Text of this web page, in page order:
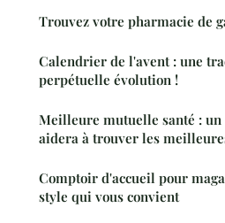
Trouvez votre pharmacie de
Calendrier de l'avent : une
perpétuelle évolution !
Meilleure mutuelle santé : un
aidera à trouver les
Comptoir d'accueil pour
style qui vous convient